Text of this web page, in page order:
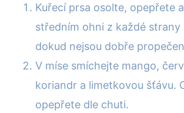
Kuřecí prsa osolte, opepřete
středním ohni z každé strany
dokud nejsou dobře
V míse smíchejte mango,
koriandr a limetkovou šťávu.
opepřete dle chuti.